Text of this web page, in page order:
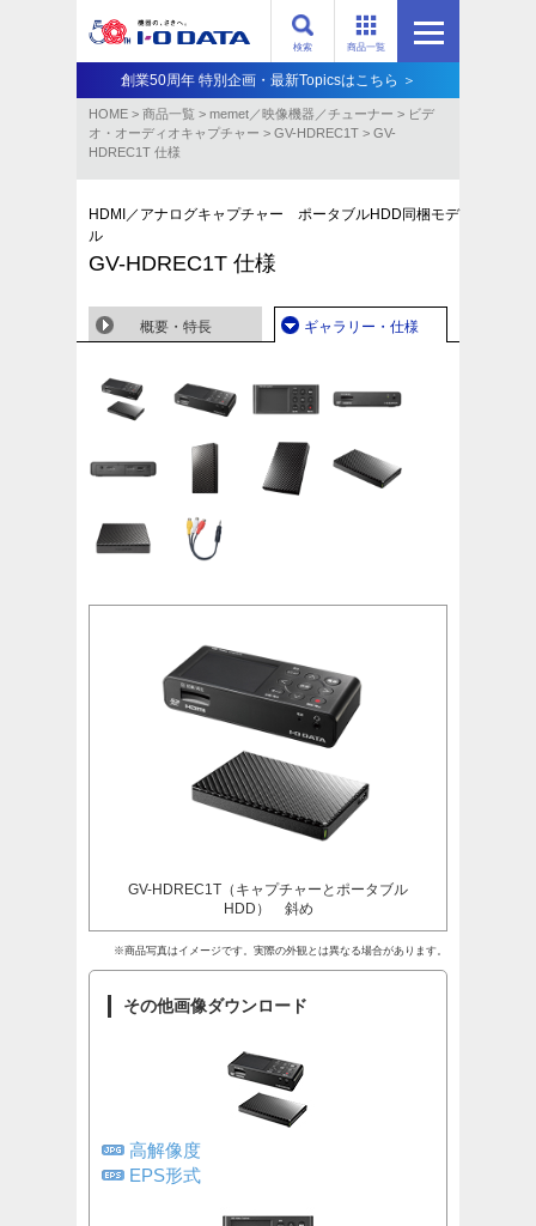
商品一覧
検索
創業50周年 特別企画・最新Topicsはこちら ＞
HOME > 商品一覧 > memet／映像機器／チューナー > ビデ
オ・オーディオキャプチャー > GV-HDREC1T > GV-
HDREC1T 仕様
HDMI／アナログキャプチャー ポータブルHDD同梱モデ
ル
GV-HDREC1T 仕様
概要・特長 ギャラリー・仕様
GV-HDREC1T（キャプチャーとポータブル
HDD） 斜め
※商品写真はイメージです。実際の外観とは異なる場合があります。
その他画像ダウンロード
高解像度
EPS形式